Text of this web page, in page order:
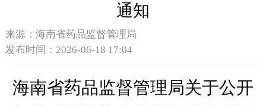
通知
来源： 海南省药品监督管理局
发布时间：2026-06-18 17:04
海南省药品监督管理局关于公开